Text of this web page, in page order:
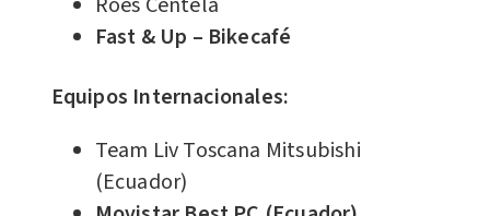
Fast & Up – Bikecafé
Equipos Internacionales:
Team Liv Toscana Mitsubishi
(Ecuador)